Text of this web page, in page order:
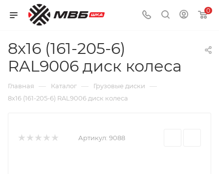
0
8x16 (161-205-6)
RAL9006 диск колеса
Главная — Каталог — Грузовые диски —
8x16 (161-205-6) RAL9006 диск колеса
Артикул: 9088